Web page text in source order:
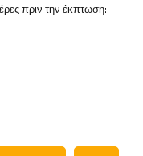
πριν την έκπτωση: